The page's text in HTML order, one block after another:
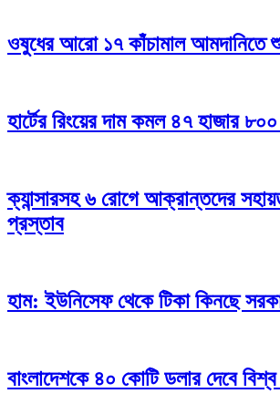
ওষুধের আরো ১৭ কাঁচামাল আমদানিতে
হার্টের রিংয়ের দাম কমল ৪৭ হাজার
ক্যান্সারসহ ৬ রোগে আক্রান্তদের
প্রস্তাব
হাম: ইউনিসেফ থেকে টিকা কিনছে
বাংলাদেশকে ৪০ কোটি ডলার দেবে বিশ্ব